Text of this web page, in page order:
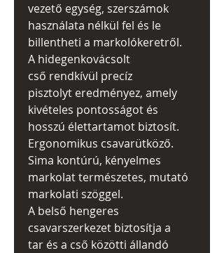
vezető egység, szerszámok
használata nélkül fel és le
billentheti a markolókeretről.
A hidegenkovácsolt
cső rendkívül precíz
pisztolyt eredményez, amely
kivételes pontosságot és
hosszú élettartamot biztosít.
Ergonomikus csavarütköző.
Sima kontúrú, kényelmes
markolat természetes, mutató
markolati szöggel.
A belső hengeres
csavarszerkezet biztosítja a
tar és a cső közötti állandó